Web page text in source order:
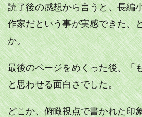
読了後の感想から言うと、長編
作家だという事が実感できた、
か。
最後のページをめくった後、「
と思わせる面白さでした。
どこか、俯瞰視点で書かれた印